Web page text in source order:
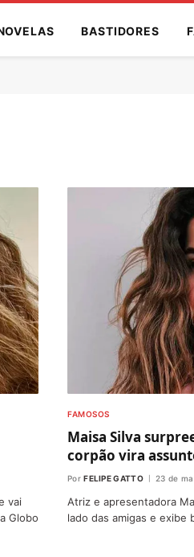
BASTIDORES
vai
Globo
FAMOSOS
Maisa Silva
corpão vira
Por FELIPE GATTO 23 de
Atriz e apresentadora
lado das amigas e exibe